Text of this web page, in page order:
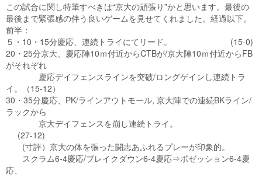
この試合に関し特筆すべきは“京大の頑張り”かと思います。最後の
最後まで緊張感の伴う良いゲームを見せてくれました。経過以下。
前半：
５・10・15分慶応、連続トライにてリード。 (15-0)
20・25分京大、慶応陣10ｍ付近からCTBが/京大陣10ｍ付近からFB
がそれぞれ
慶応デイフェンスラインを突破/ロングゲインし連続トラ
イ。（15-12）
30・35分慶応、PK/ラインアウトモール, 京大陣での連続BKライン/
ラックから
京大デイフェンスを崩し連続トライ。
(27-12)
(寸評）京大の体を張った闘志あふれるプレーが印象的。
スクラム6-4慶応/ブレイクダウン6-4慶応⇒ポゼッション6-4慶
応、